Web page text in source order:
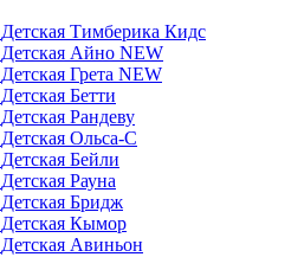
Детская Тимберика Кидс
Детская Айно NEW
Детская Грета NEW
Детская Бетти
Детская Рандеву
Детская Ольса-С
Детская Бейли
Детская Рауна
Детская Бридж
Детская Кымор
Детская Авиньон